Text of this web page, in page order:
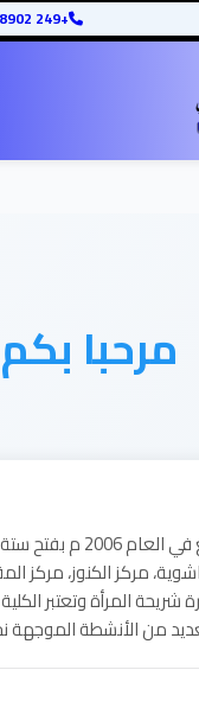
+249 12345678902
مرحبا بكم
تم تأسيس كلية تنمية
مركز الكنوز، مركز
المرأة وتعتبر
من الأنشطة الموجهة